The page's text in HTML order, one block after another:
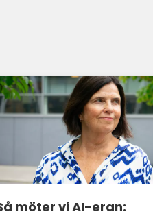
möter vi AI-eran: